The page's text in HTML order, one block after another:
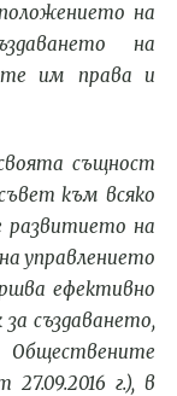
на
на
им права и
същност
към всяко
развитието на
управлението
ефективно
за създаването,
Обществените
г.), в